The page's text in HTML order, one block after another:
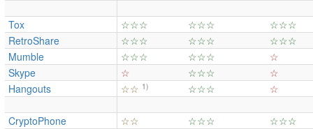
Tox ☆☆☆ ☆☆☆
☆☆☆
RetroShare
☆☆☆ ☆☆☆
☆☆☆
Mumble
☆☆☆ ☆☆☆
☆
Skype
☆ ☆☆☆
☆
Hangouts
☆☆ 1) ☆☆☆ ☆
CryptoPhone ☆☆ ☆☆☆
☆☆☆